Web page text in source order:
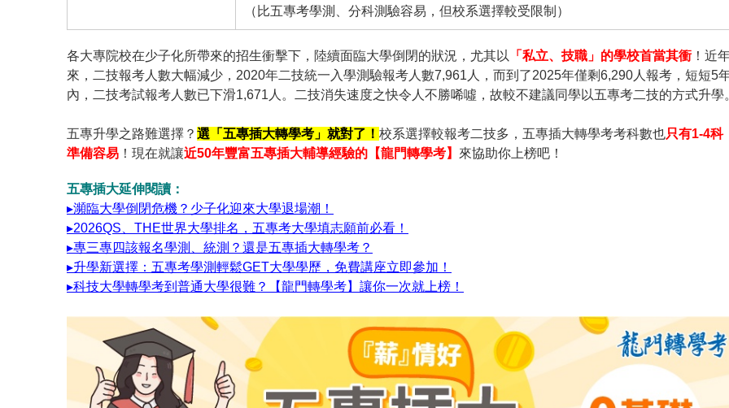
（比五專考學測、分科測驗容易，但校系選擇較受限制）
各大專院校在少子化所帶來的招生衝擊下，陸續面臨大學倒閉的狀況，尤其以 「私立、技職」的學校首當其衝！近
來，二技報考人數大幅減少，2020年二技統一入學測驗報考人數7,961人，而到了2025年僅剩6,290人報考，短短5
內，二技考試報考人數已下滑1,671人。二技消失速度之快令人不勝唏噓，故較不建議同學以五專考二技的方式升學
五專升學之路難選擇？ 選「五專插大轉學考」就對了！ 校系選擇較報考二技多，五專插大轉學考考科數也只有1-4科
準備容易 ！現在就讓近50年豐富五專插大輔導經驗的【龍門轉學考】 來協助你上榜吧！
五專插大延伸閱讀：
▸瀕臨大學倒閉危機？少子化迎來大學退場潮！
▸2026QS、THE世界大學排名，五專考大學填志願前必看！
▸專三專四該報名學測、統測？還是五專插大轉學考？
▸升學新選擇：五專考學測輕鬆GET大學學歷，免費講座立即參加！
▸科技大學轉學考到普通大學很難？【龍門轉學考】讓你一次就上榜！